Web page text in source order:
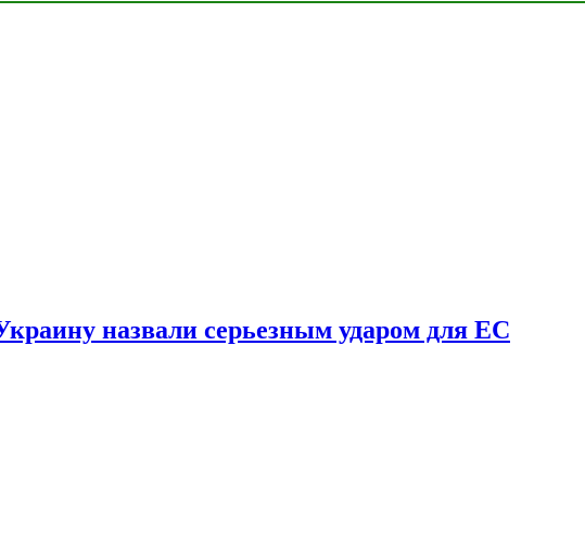
назвали серьезным ударом для ЕС